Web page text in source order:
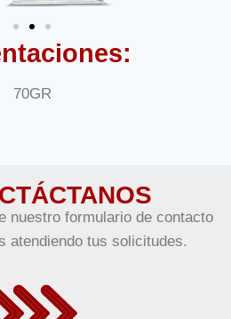
70GR
nuestro formulario de contacto
atendiendo tus solicitudes.